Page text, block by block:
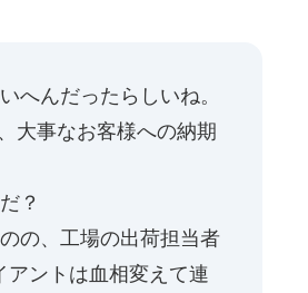
へんだったらしいね。
大事なお客様への納期
？
の、工場の出荷担当者
アントは血相変えて連